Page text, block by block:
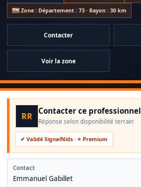
Assurance professionnelle : AR881999
🗺️ Zone : Département : 73 · Rayon : 30 km
Contacter
Voir la zone
RR Contacter ce professionnel
Réponse selon disponibilité terrain
✔ Validé SignalNids · ⭐ Premium
Contact
Emmanuel Gabillet